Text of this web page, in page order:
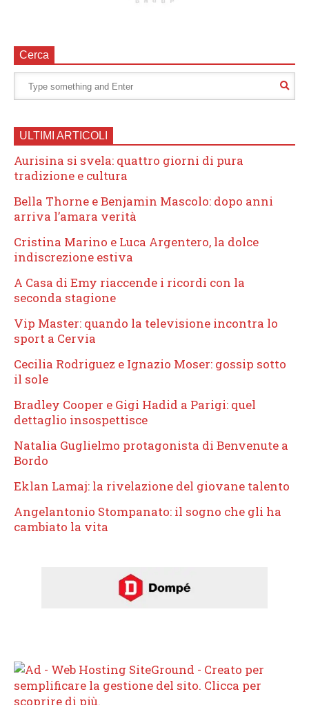
Cerca
ULTIMI ARTICOLI
Aurisina si svela: quattro giorni di pura
tradizione e cultura
Bella Thorne e Benjamin Mascolo: dopo anni
arriva l’amara verità
Cristina Marino e Luca Argentero, la dolce
indiscrezione estiva
A Casa di Emy riaccende i ricordi con la
seconda stagione
Vip Master: quando la televisione incontra lo
sport a Cervia
Cecilia Rodriguez e Ignazio Moser: gossip sotto
il sole
Bradley Cooper e Gigi Hadid a Parigi: quel
dettaglio insospettisce
Natalia Guglielmo protagonista di Benvenute a
Bordo
Eklan Lamaj: la rivelazione del giovane talento
Angelantonio Stompanato: il sogno che gli ha
cambiato la vita